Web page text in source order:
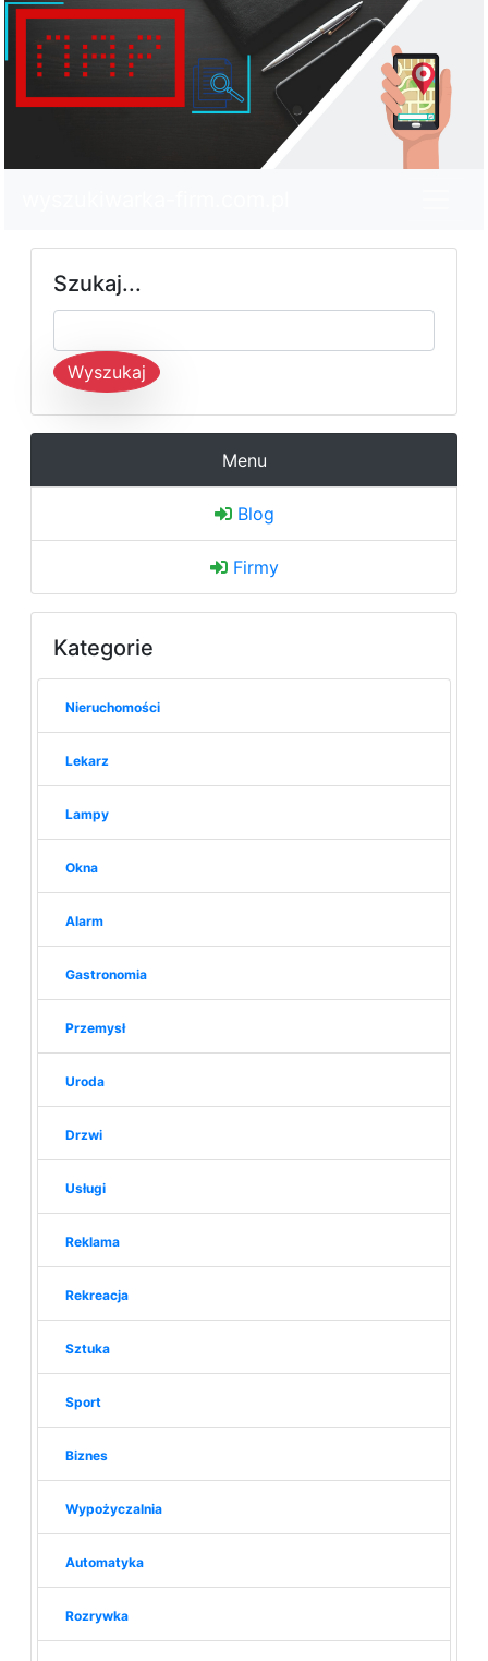
Szukaj...
Wyszukaj
Menu
Blog
Firmy
Kategorie
Nieruchomości
Lekarz
Lampy
Okna
Alarm
Gastronomia
Przemysł
Uroda
Drzwi
Usługi
Reklama
Rekreacja
Sztuka
Sport
Biznes
Wypożyczalnia
Automatyka
Rozrywka